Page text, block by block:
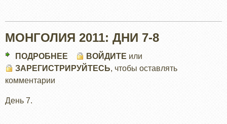
МОНГОЛИЯ 2011: ДНИ 7-8
ПОДРОБНЕЕ
МОНГОЛИЯ
ВОЙДИТЕ или
ЗАРЕГИСТРИРУЙТЕСЬ, чтобы оставлять
комментарии
День 7.